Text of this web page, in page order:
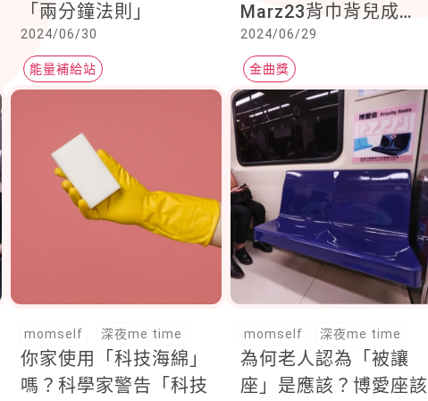
「兩分鐘法則」
2024/06/30
能量補給站
Marz23背巾背兒成最
搶眼配角，聽Lulu大唱
<蘑菇濃湯>
2024/06/29
金曲獎
momself 深夜me time
你家使用「科技海綿」
嗎？科學家警告「科技
momself 深夜me time
為何老人認為「被讓
座」是應該？博愛座該